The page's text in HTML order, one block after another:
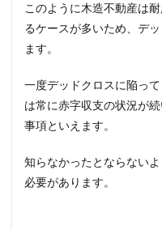
このように木造不動産は
るケースが多いため、デ
ます。
一度デッドクロスに陥っ
は常に赤字収支の状況が
事項といえます。
知らなかったとならない
必要があります。